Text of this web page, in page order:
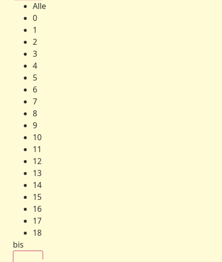
Alle
0
1
2
3
4
5
6
7
8
9
10
11
12
13
14
15
16
17
18
bis